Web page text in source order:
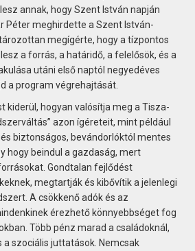
annak, hogy Szent István napján
Péter meghirdette a Szent István-
megígérte, hogy a tízpontos
a forrás, a határidő, a felelősök, és a
utáni első naptól negyedéves
a program végrehajtását.
kiderül, hogyan valósítja meg a Tisza-
azon ígéreteit, mint például
biztonságos, bevándorlóktól mentes
hogy beindul a gazdaság, mert
Gondtalan fejlődést
megtartják és kibővítik a jelenlegi
A csökkenő adók és az
érezhető könnyebbséget fog
Több pénz marad a családoknál,
a szociális juttatások. Nemcsak